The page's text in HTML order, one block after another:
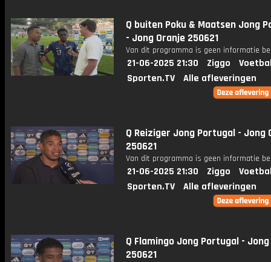
Q buiten Poku & Maatsen Jong
- Jong Oranje 250621
Van dit programma is geen informatie
21-06-2025 21:30 Ziggo
Sporten.TV
Alle afleveringen
Q Reiziger Jong Portugal - Jong
250621
Van dit programma is geen informatie
21-06-2025 21:30 Ziggo
Sporten.TV
Alle afleveringen
Q Flamingo Jong Portugal -
250621